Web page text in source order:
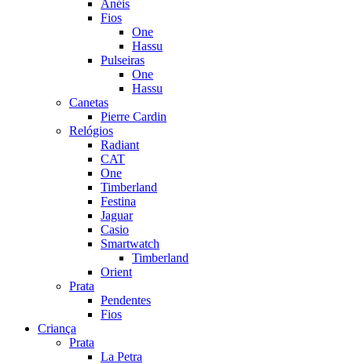
Anéis
Fios
One
Hassu
Pulseiras
One
Hassu
Canetas
Pierre Cardin
Relógios
Radiant
CAT
One
Timberland
Festina
Jaguar
Casio
Smartwatch
Timberland
Orient
Prata
Pendentes
Fios
Criança
Prata
La Petra